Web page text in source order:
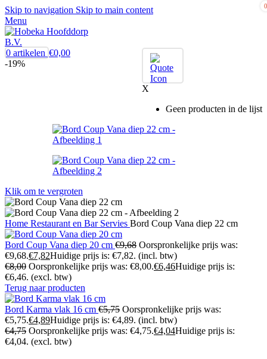
Skip to navigation Skip to main content
Menu
0
X
Geen producten in de lijst
0 artikelen €0,00
-19%
Klik om te vergroten
Home Restaurant en Bar Servies Bord Coup Vana diep 22 cm
Bord Coup Vana diep 20 cm €9,68 Oorspronkelijke prijs was:
€9,68.€7,82Huidige prijs is: €7,82. (incl. btw)
€8,00 Oorspronkelijke prijs was: €8,00.€6,46Huidige prijs is:
€6,46. (excl. btw)
Terug naar producten
Bord Karma vlak 16 cm €5,75 Oorspronkelijke prijs was:
€5,75.€4,89Huidige prijs is: €4,89. (incl. btw)
€4,75 Oorspronkelijke prijs was: €4,75.€4,04Huidige prijs is:
€4,04. (excl. btw)